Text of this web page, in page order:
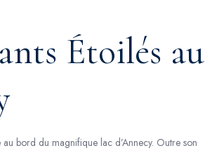
Étoilés au
bord du magnifique lac d’Annecy. Outre son